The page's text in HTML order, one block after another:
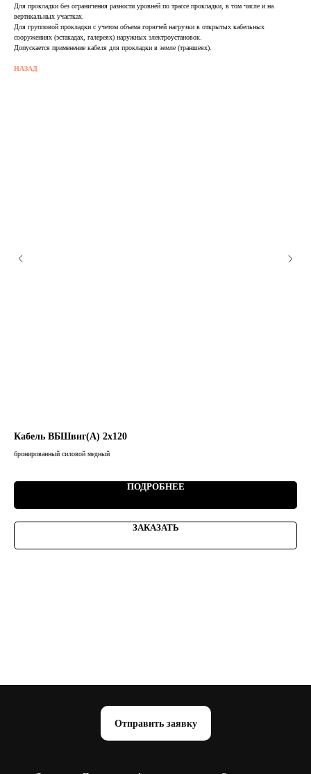
Для прокладки без ограничения разности уровней по трассе прокладки, в том числе и на
вертикальных участках.
Для групповой прокладки с учетом объема горючей нагрузки в открытых кабельных
сооружениях (эстакадах, галереях) наружных электроустановок.
Допускается применение кабеля для прокладки в земле (траншеях).
НАЗАД
Кабель ВБШвнг(А) 2х120
бронированный силовой медный
ПОДРОБНЕЕ
ЗАКАЗАТЬ
Отправить заявку